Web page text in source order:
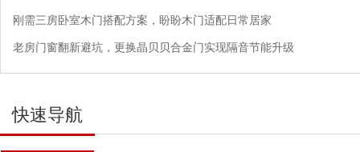
刚需三房卧室木门搭配方案，盼盼木门适配日常居家
老房门窗翻新避坑，更换晶贝贝合金门实现隔音节能升级
快速导航